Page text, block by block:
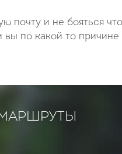
почту и не бояться
вы по какой то